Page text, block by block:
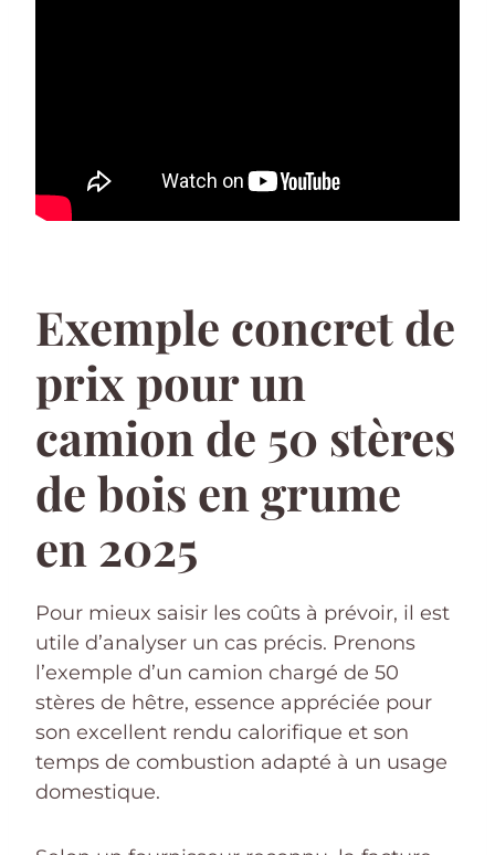
Exemple concret de
prix pour un
camion de 50 stères
de bois en grume
en 2025
Pour mieux saisir les coûts à prévoir, il est
utile d’analyser un cas précis. Prenons
l’exemple d’un camion chargé de 50
stères de hêtre, essence appréciée pour
son excellent rendu calorifique et son
temps de combustion adapté à un usage
domestique.